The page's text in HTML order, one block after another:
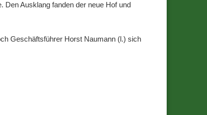
Ausklang fanden der neue Hof und
Geschäftsführer Horst Naumann (l.) sich